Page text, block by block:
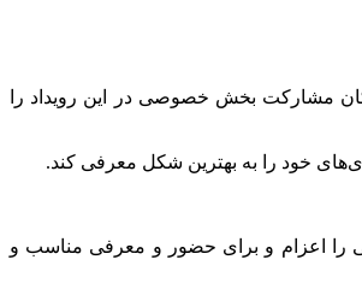
مشارکت بخش خصوصی در این رویداد را
خود را به بهترین شکل معرفی کند.
را اعزام و برای حضور و معرفی مناسب و